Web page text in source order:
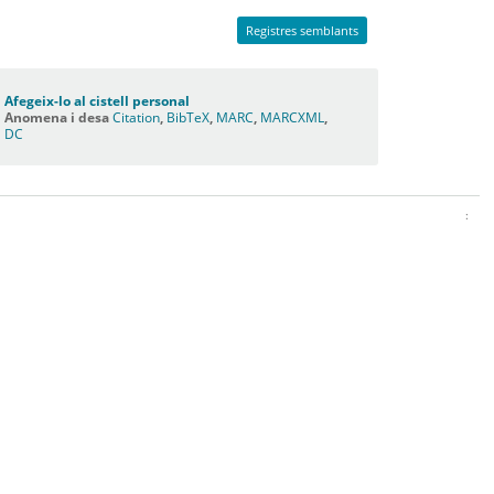
Registres semblants
Afegeix-lo al cistell personal
Anomena i desaCitation BibTeX MARC MARCXML
DC
: